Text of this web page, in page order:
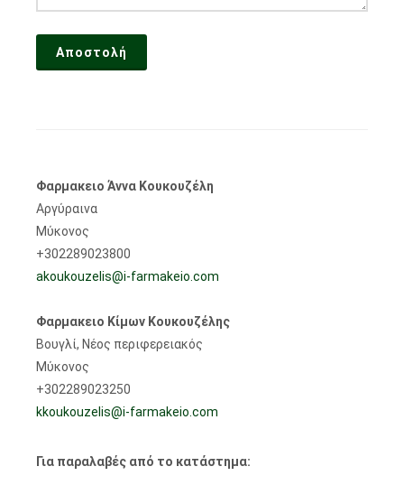
Αποστολή
Φαρμακειο Άννα Κουκουζέλη
Αργύραινα
Mύκονος
+302289023800
akoukouzelis@i-farmakeio.com
Φαρμακειο Κίμων Κουκουζέλης
Βουγλί, Νέος περιφερειακός
Mύκονος
+302289023250
kkoukouzelis@i-farmakeio.com
Για παραλαβές από το κατάστημα: